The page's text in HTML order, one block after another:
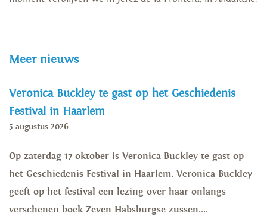
Meer nieuws
Veronica Buckley te gast op het Geschiedenis
Festival in Haarlem
5 augustus 2026
Op zaterdag 17 oktober is Veronica Buckley te gast op
het Geschiedenis Festival in Haarlem. Veronica Buckley
geeft op het festival een lezing over haar onlangs
verschenen boek Zeven Habsburgse zussen....